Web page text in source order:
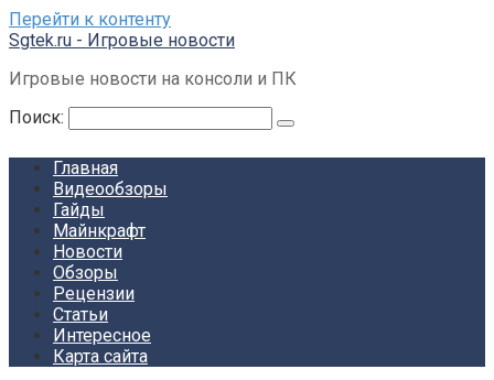
Перейти к контенту
Sgtek.ru - Игровые новости
Игровые новости на консоли и ПК
Поиск:
Главная
Видеообзоры
Гайды
Майнкрафт
Новости
Обзоры
Рецензии
Статьи
Интересное
Карта сайта